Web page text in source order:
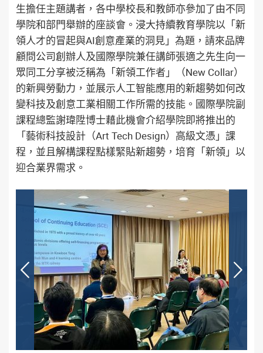
生擔任主題講者，各中學校長和教師亦參加了由不同
學院和部門舉辦的座談會。浸大持續教育學院以「新
領人才的冒起與AI創意產業的洞見」為題，請來品牌
顧問公司創辦人及國際學院兼任講師張適之先生向一
眾同工分享被泛稱為「新領工作者」（New Collar）
的新興勞動力，並展示人工智能應用的新趨勢如何改
變科技及創意工業相關工作所需的技能。國際學院副
課程總監謝瑋陞博士藉此機會介紹學院即將推出的
「藝術科技設計（Art Tech Design）高級文憑」課
程，並且解構課程點樣緊貼新趨勢，培育「新領」以
迎合業界需求。